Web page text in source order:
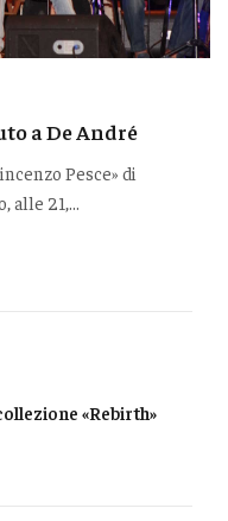
a De André
Pesce» di
alle 21,...
«Rebirth»